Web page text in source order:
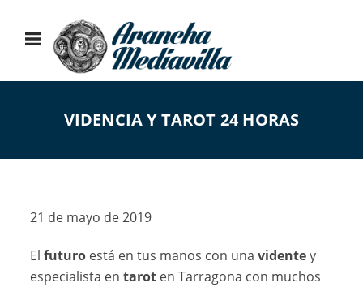
VIDENCIA Y TAROT 24 HORAS
21 de mayo de 2019
Elfuturo está en tus manos con unavidentey
especialista entarot en Tarragona con muchos